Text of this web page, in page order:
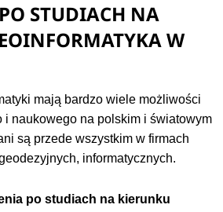
STUDIACH NA
W
mają bardzo wiele możliwości
i naukowego na polskim i światowym
są przede wszystkim w firmach
informatycznych.
po studiach na kierunku